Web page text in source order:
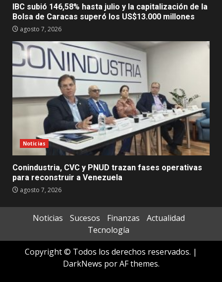
IBC subió 146,58% hasta julio y la capitalización de la
Bolsa de Caracas superó los US$13.000 millones
agosto 7, 2026
Noticias
Conindustria, CVC y PNUD trazan fases operativas
para reconstruir a Venezuela
agosto 7, 2026
Noticias Sucesos Finanzas
Actualidad
Tecnología
Copyright © Todos los derechos reservados. |
DarkNews por AF themes.